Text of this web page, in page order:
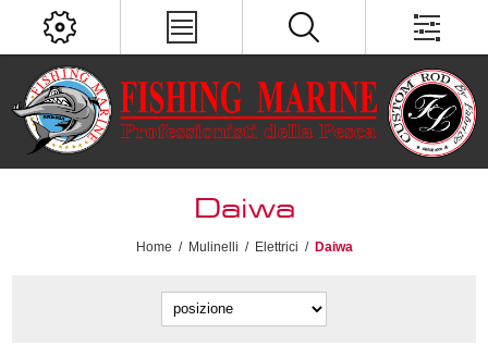
Daiwa
Home / Mulinelli / Elettrici / Daiwa